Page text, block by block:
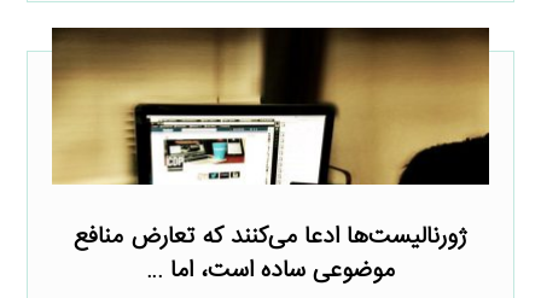
ژورنالیست‌ها ادعا می‌کنند که تعارض منافع
موضوعی ساده است، اما …